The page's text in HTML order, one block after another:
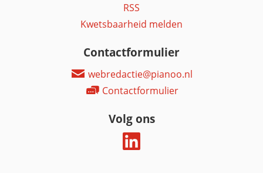
RSS
Kwetsbaarheid melden
Contactformulier
webredactie@pianoo.nl
Contactformulier
Volg ons